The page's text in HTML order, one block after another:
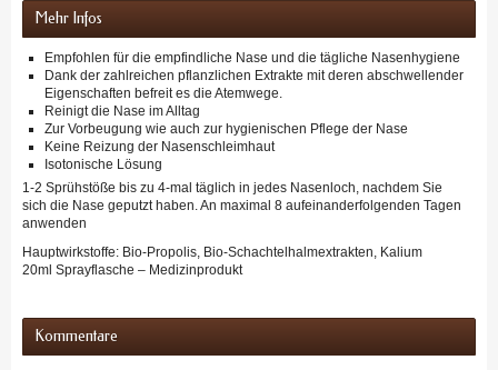
Mehr Infos
Empfohlen für die empfindliche Nase und die tägliche Nasenhygiene
Dank der zahlreichen pflanzlichen Extrakte mit deren abschwellender
Eigenschaften befreit es die Atemwege.
Reinigt die Nase im Alltag
Zur Vorbeugung wie auch zur hygienischen Pflege der Nase
Keine Reizung der Nasenschleimhaut
Isotonische Lösung
1-2 Sprühstöße bis zu 4-mal täglich in jedes Nasenloch, nachdem Sie
sich die Nase geputzt haben. An maximal 8 aufeinanderfolgenden Tagen
anwenden
Hauptwirkstoffe: Bio-Propolis, Bio-Schachtelhalmextrakten, Kalium
20ml Sprayflasche – Medizinprodukt
Kommentare